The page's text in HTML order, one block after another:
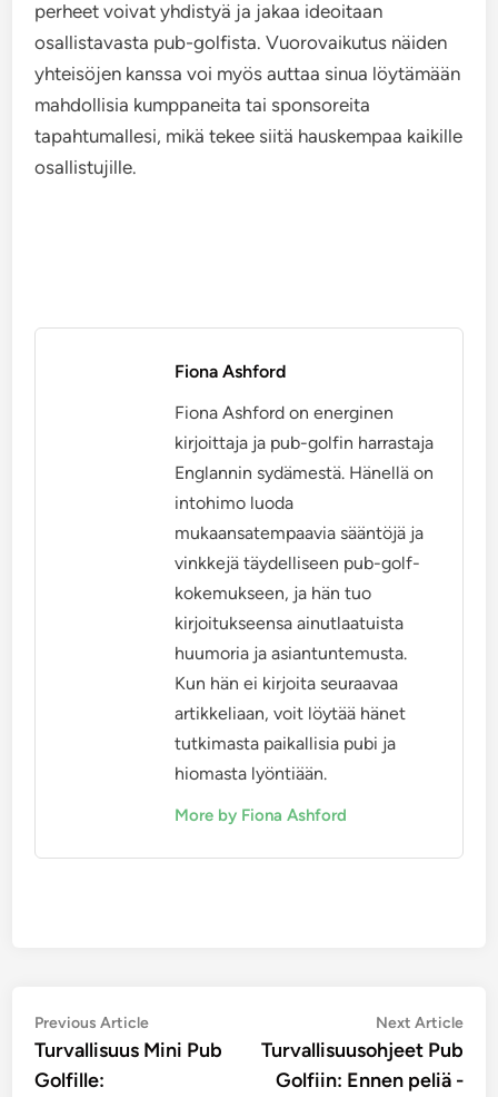
perheet voivat yhdistyä ja jakaa ideoitaan
osallistavasta pub-golfista. Vuorovaikutus näiden
yhteisöjen kanssa voi myös auttaa sinua löytämään
mahdollisia kumppaneita tai sponsoreita
tapahtumallesi, mikä tekee siitä hauskempaa kaikille
osallistujille.
Fiona Ashford
Fiona Ashford on energinen
kirjoittaja ja pub-golfin harrastaja
Englannin sydämestä. Hänellä on
intohimo luoda
mukaansatempaavia sääntöjä ja
vinkkejä täydelliseen pub-golf-
kokemukseen, ja hän tuo
kirjoitukseensa ainutlaatuista
huumoria ja asiantuntemusta.
Kun hän ei kirjoita seuraavaa
artikkeliaan, voit löytää hänet
tutkimasta paikallisia pubi ja
hiomasta lyöntiään.
More by Fiona Ashford
Post
navigation
Previous ArticlePrevious
article:
Turvallisuus Mini Pub
Golfille:
Next Article
Turvallisuusohjeet Pub
Golfiin: Ennen peliä -